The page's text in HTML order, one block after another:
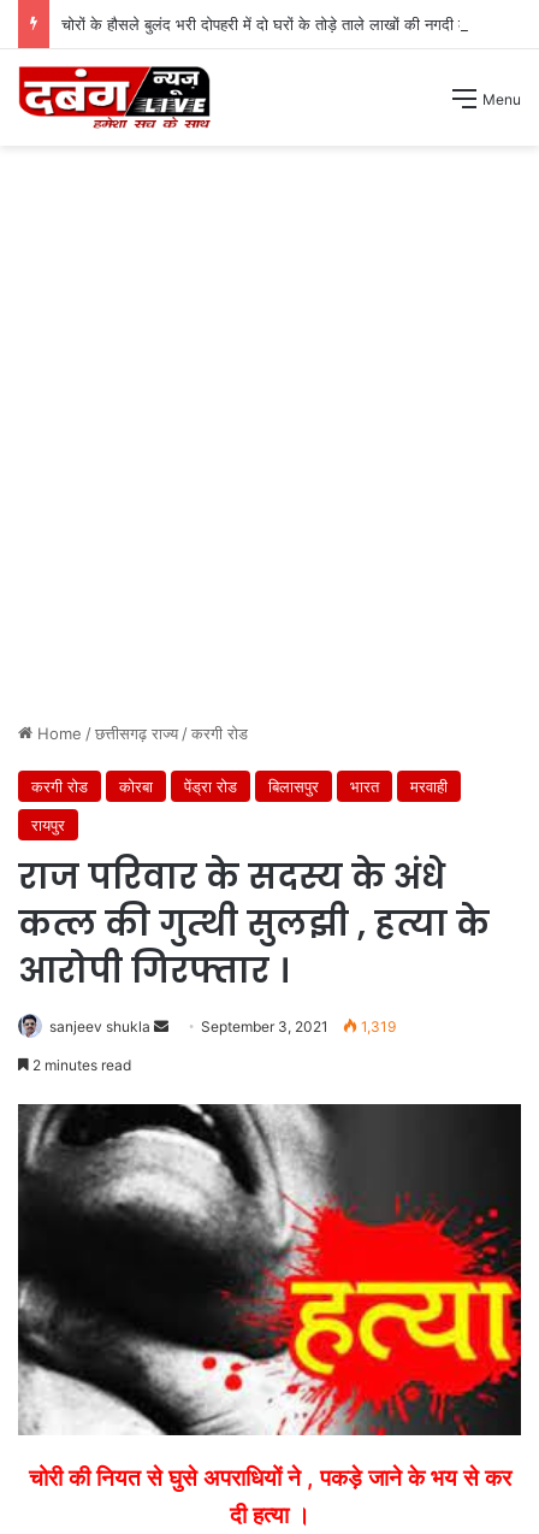
Menu
Home /छत्तीसगढ़ राज्य/करगी रोड
करगी रोड कोरबा पेंड्रा रोड बिलासपुर भारत
मरवाही
रायपुर
राज परिवार के सदस्य के अंधे
कत्ल की गुत्थी सुलझी , हत्या के
आरोपी गिरफ्तार ।
sanjeev shukla
SendSeptember 3, 2021 1,319
2 minutes read
चोरी की नियत से घुसे अपराधियों ने , पकड़े जाने के भय से कर
दी हत्या ।